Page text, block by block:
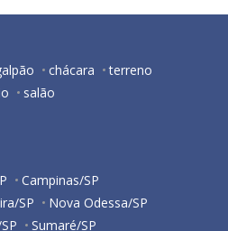
chácara
terreno
salão
Campinas/SP
SP
Nova Odessa/SP
Sumaré/SP